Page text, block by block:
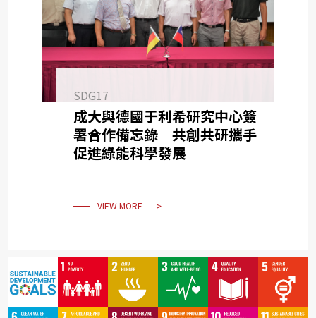
SDG17
成大與德國于利希研究中心簽
署合作備忘錄 共創共研攜手
促進綠能科學發展
VIEW MORE